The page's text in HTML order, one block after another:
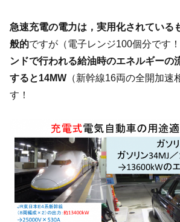
急速充電の電力は，実用化されている
般的ですが（電子レンジ100個分です！
ンドで行われる給油時のエネルギーの
すると14MW （新幹線16両の全開加速
す！